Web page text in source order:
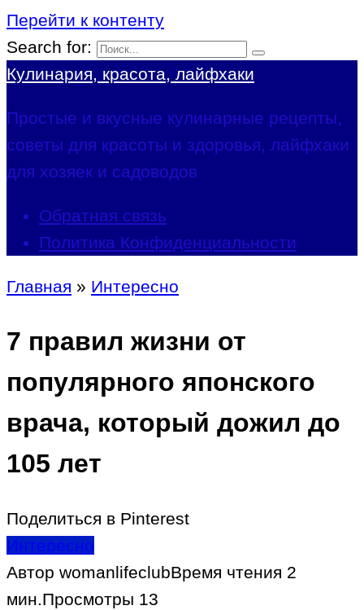
Перейти к контенту
Search for:
Кулинария, красота, лайфхаки
Простые и вкусные кулинарные рецепты,
советы для красоты и здоровья, лайфхаки
для хозяек и садоводов
Обратная связь
Политика Конфиденциальности
Главная » Интересно
7 правил жизни от
популярного японского
врача, который дожил до
105 лет
Поделиться в Pinterest
Интересно
Автор womanlifeclubВремя чтения 2
мин.Просмотры 13